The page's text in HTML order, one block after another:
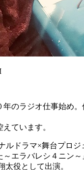
年のラジオ仕事始め。
ています。
ルドラマ×舞台プロジ
～エラバレシ４ニン
太役として出演。